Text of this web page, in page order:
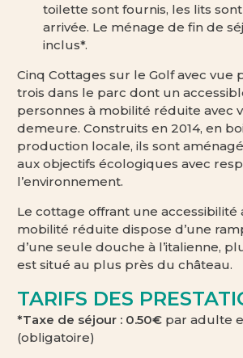
toilette sont fournis, les lits
arrivée. Le ménage de fin de
inclus*.
Cinq Cottages sur le Golf avec vue
trois dans le parc dont un
personnes à mobilité réduite avec
demeure. Construits en 2014, en
production locale, ils sont
aux objectifs écologiques avec
l’environnement.
Le cottage offrant une accessibilité
mobilité réduite dispose d’une
d’une seule douche à l’italienne,
est situé au plus près du château.
TARIFS DES
*Taxe de séjour : 0.50€ par adulte
(obligatoire)